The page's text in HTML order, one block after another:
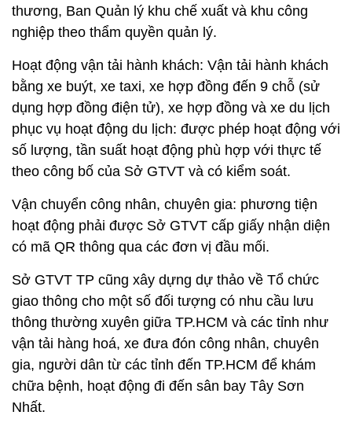
thương, Ban Quản lý khu chế xuất và khu công
nghiệp theo thẩm quyền quản lý.
Hoạt động vận tải hành khách: Vận tải hành khách
bằng xe buýt, xe taxi, xe hợp đồng đến 9 chỗ (sử
dụng hợp đồng điện tử), xe hợp đồng và xe du lịch
phục vụ hoạt động du lịch: được phép hoạt động với
số lượng, tần suất hoạt động phù hợp với thực tế
theo công bố của Sở GTVT và có kiểm soát.
Vận chuyển công nhân, chuyên gia: phương tiện
hoạt động phải được Sở GTVT cấp giấy nhận diện
có mã QR thông qua các đơn vị đầu mối.
Sở GTVT TP cũng xây dựng dự thảo về Tổ chức
giao thông cho một số đối tượng có nhu cầu lưu
thông thường xuyên giữa TP.HCM và các tỉnh như
vận tải hàng hoá, xe đưa đón công nhân, chuyên
gia, người dân từ các tỉnh đến TP.HCM để khám
chữa bệnh, hoạt động đi đến sân bay Tây Sơn
Nhất.